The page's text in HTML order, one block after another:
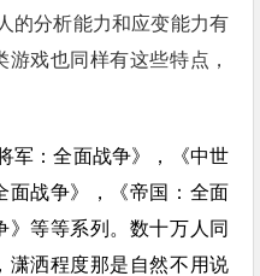
的分析能力和应变能力有
戏也同样有这些特点，
军：全面战争》，《中世
面战争》，《帝国：全面
》等等系列。数十万人同
潇洒程度那是自然不用说